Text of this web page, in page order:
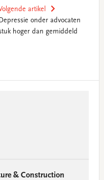
artikel
onder advocaten
hoger dan gemiddeld
& Construction